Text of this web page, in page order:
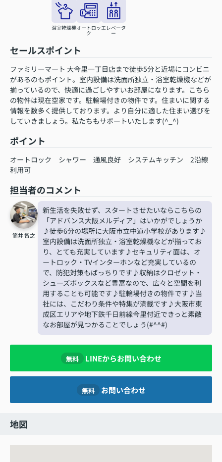
浴室乾燥機オートロッ
ク
エレベータ
ー
セールスポイント
ファミリーマート 大今里一丁目店まで徒歩5分と近場にコンビニ
があるのもポイント。室内設備は洗面所独立・浴室乾燥機などが
揃っているので、快適に過ごしやすいお部屋になります。こちら
の物件は現在空家です。駐輪場付きの物件です。住まいに関する
情報を数多く提供しております。より自分に適した住まい選びを
していきましょう。私たちもサポートいたします(^_^)
ポイント
オートロック シャワー 通風良好 システムキッチン
2沿線
利用可
担当者のコメント
筒井 智之
新生活を失敗せず、スタートさせたいならこちらの
「アドバンス大阪メルディア」はいかがでしょうか
♪徒歩6分の場所に大阪市立中道小学校があります♪
室内設備は洗面所独立・浴室乾燥機などが揃ってお
り、とても充実しています♪セキュリティ面は、オ
ートロック・TVインターホンなど充実しているの
で、防犯対策もばっちりです♪収納はクロゼット・
シューズボックスなど豊富なので、広々と空間を利
用することも可能です♪駐輪場付きの物件です♪当
社には、こだわり条件や特集が満載です♪大阪市東
成区エリアや地下鉄千日前線今里付近できっと素敵
なお部屋が見つかることでしょう(#^^#)
無料 LINEからお問い合わせ
無料 お問い合わせ
地図